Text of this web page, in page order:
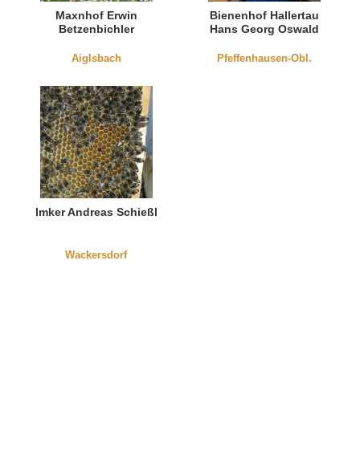
Maxnhof Erwin
Betzenbichler
Aiglsbach
Bienenhof Hallertau
Hans Georg Oswald
Pfeffenhausen-Obl.
Imker Andreas Schießl
Wackersdorf